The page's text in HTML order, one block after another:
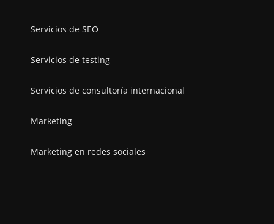
Servicios de SEO
Servicios de testing
Servicios de consultoría internacional
Marketing
Marketing en redes sociales